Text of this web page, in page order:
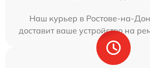
Наш курьер в Ростове-на-
доставит ваше устройство на